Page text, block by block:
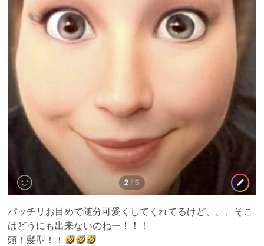
パッチリお目めで随分可愛くしてくれてるけど、、、そこ
はどうにも出来ないのねー！！！
頭！髪型！！